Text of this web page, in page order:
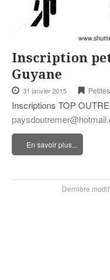
Inscription
Guyane
31 janvier 2015
Inscriptions TOP
En savoir plus...
Dernière